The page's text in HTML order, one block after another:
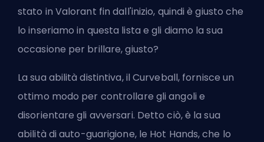
stato in Valorant fin dall'inizio, quindi è giusto che
lo inseriamo in questa lista e gli diamo la sua
occasione per brillare, giusto?
La sua abilità distintiva, il Curveball, fornisce un
ottimo modo per controllare gli angoli e
disorientare gli avversari. Detto ciò, è la sua
abilità di auto-guarigione, le Hot Hands, che lo